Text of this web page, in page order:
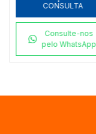
342 l - SSGFAU/
CONSULTA
Consulte-nos
pelo WhatsApp